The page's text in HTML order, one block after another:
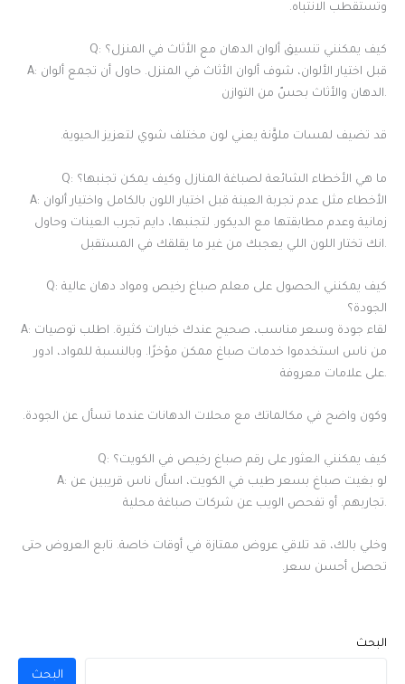
وتستقطب الانتباه.
Q: كيف يمكنني تنسيق ألوان الدهان مع الأثاث في المنزل؟
A: قبل اختيار الألوان، شوف ألوان الأثاث في المنزل. حاول أن تجمع ألوان
الدهان والأثاث بحسّ من التوازن.
قد تضيف لمسات ملوَّنة يعني لون مختلف شوي لتعزيز الحيوية.
Q: ما هي الأخطاء الشائعة لصباغة المنازل وكيف يمكن تجنبها؟
A: الأخطاء مثل عدم تجربة العينة قبل اختيار اللون بالكامل واختيار ألوان
زمانية وعدم مطابقتها مع الديكور. لتجنبها، دايم تجرب العينات وحاول
انك تختار اللون اللي يعجبك من غير ما يقلقك في المستقبل.
Q: كيف يمكنني الحصول على معلم صباغ رخيص ومواد دهان عالية
الجودة؟
A: لقاء جودة وسعر مناسب، صحيح عندك خيارات كثيرة. اطلب توصيات
من ناس استخدموا خدمات صباغ ممكن مؤخرًا. وبالنسبة للمواد، ادور
على علامات معروفة.
وكون واضح في مكالماتك مع محلات الدهانات عندما تسأل عن الجودة.
Q: كيف يمكنني العثور على رقم صباغ رخيص في الكويت؟
A: لو بغيت صباغ بسعر طيب في الكويت، اسأل ناس قريبين عن
تجاربهم. أو تفحص الويب عن شركات صباغة محلية.
وخلي بالك، قد تلاقي عروض ممتازة في أوقات خاصة. تابع العروض حتى
تحصل أحسن سعر.
البحث
البحث